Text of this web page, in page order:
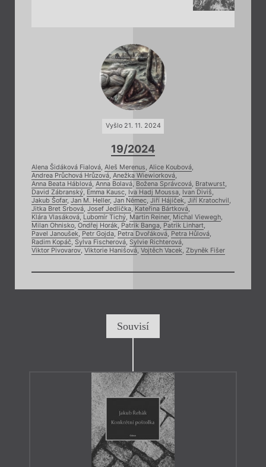
Vyšlo 21. 11. 2024
19/2024
Alena Šidáková Fialová, Aleš Merenus, Alice Koubová,
Andrea Průchová Hrůzová, Anežka Wiewiorková,
Anna Beata Háblová, Anna Bolavá, Božena Správcová, Bratwurst,
David Zábranský, Emma Kausc, Iva Hadj Moussa, Ivan Diviš,
Jakub Šofar, Jan M. Heller, Jan Němec, Jiří Hájíček, Jiří Kratochvil,
Jitka Bret Srbová, Josef Jedlička, Kateřina Bártková,
Klára Vlasáková, Lubomír Tichý, Martin Reiner, Michal Viewegh,
Milan Ohnisko, Ondřej Horák, Patrik Banga, Patrik Linhart,
Pavel Janoušek, Petr Gojda, Petra Dvořáková, Petra Hůlová,
Radim Kopáč, Sylva Fischerová, Sylvie Richterová,
Viktor Pivovarov, Viktorie Hanišová, Vojtěch Vacek, Zbyněk Fišer
Souvisí